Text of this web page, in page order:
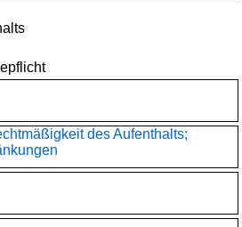
des Aufenthalts;